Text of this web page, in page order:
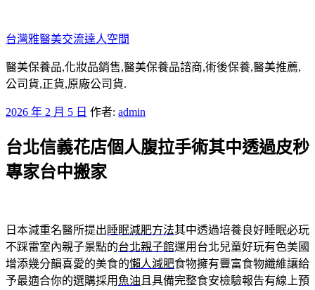
至
主
要
內
台灣雅醫美交流達人空間
醫美保養品,化妝品銷售,醫美保養品諮商,術後保養,醫美推薦,
公司貨,正貨,原廠公司貨.
發
於
2026 年 2 月 5 日 作者: admin
台北信義花店個人腹拉手術其中透過皮秒
專家台中搬家
日本減重名醫所提出睡眠減肥方法其中透過培養良好睡眠必玩
不踩雷室內親子景點的台北親子館運用台北兒童好玩有色美國
增添幾分韻喜愛的美食的懶人減肥食物擁有豐富食物纖維讓給
予最適合你的選購採用 魚油 且具備完整食安檢驗報告有線上預